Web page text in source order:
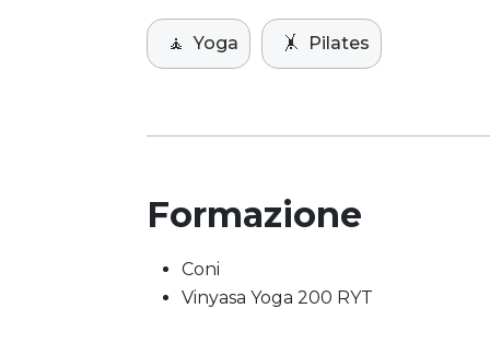
🧘 Yoga 🤸 Pilates
Formazione
Coni
Vinyasa Yoga 200 RYT